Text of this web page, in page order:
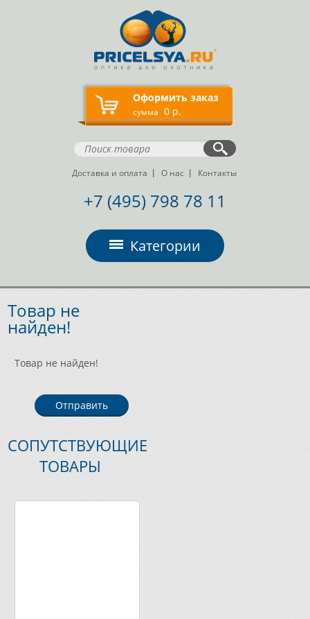
Оформить заказ
сумма 0 р.
Доставка и оплата О нас Контакты
+7 (495) 798 78 11
Категории
Товар не
найден!
Товар не найден!
Отправить
СОПУТСТВУЮЩИЕ
ТОВАРЫ